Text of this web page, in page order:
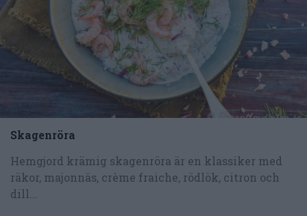
Skagenröra
Hemgjord krämig skagenröra är en klassiker med
räkor, majonnäs, crème fraiche, rödlök, citron och
dill...